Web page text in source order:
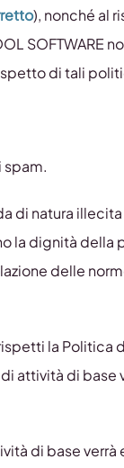
), nonché al
SOFTWARE
di tali
natura
la dignità della
delle
la
attività di base
di base